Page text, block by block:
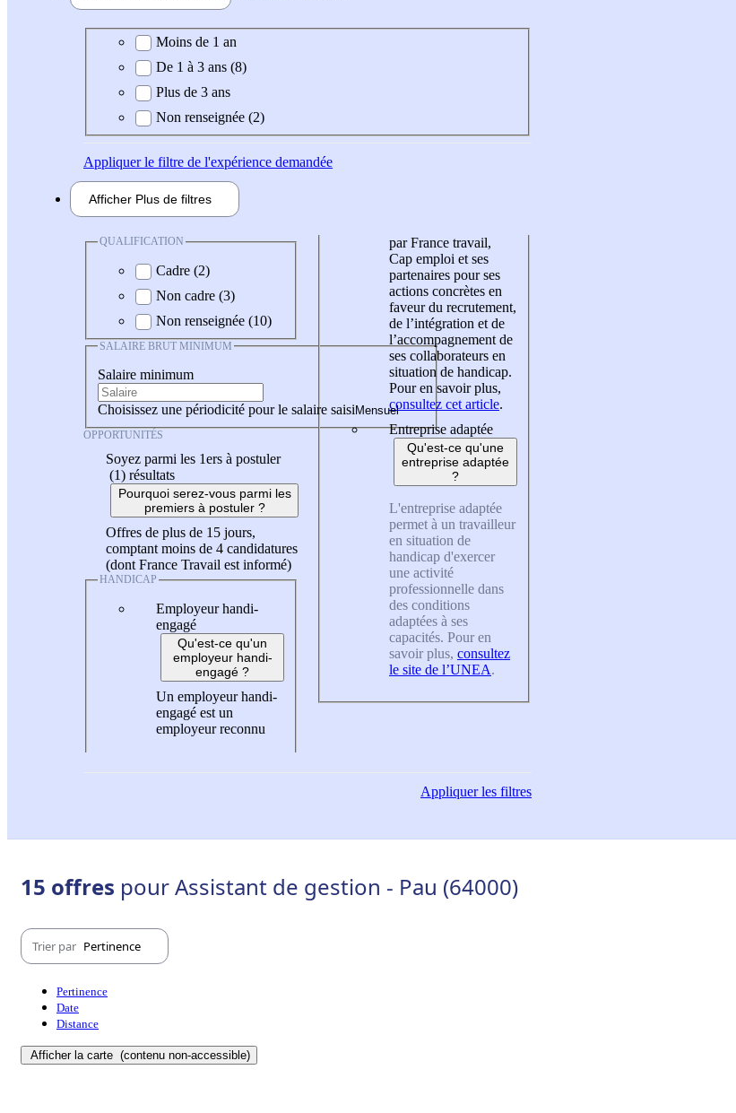
Expérience demandée
Moins de 1 an
De 1 à 3 ans (8)
Plus de 3 ans
Non renseignée (2)
Appliquerle filtre de l'expérience demandée
Afficher Plus de filtres
QUALIFICATION
Cadre (2)
Non cadre (3)
Non renseignée (10)
SALAIRE BRUT MINIMUM
Salaire minimum
Choisissez une périodicité pour le salaire saisi
OPPORTUNITÉS
Soyez parmi les 1ers à postuler
(1) résultats
Pourquoi serez-vous parmi les
premiers à postuler ?
Offres de plus de 15 jours,
comptant moins de 4 candidatures
(dont France Travail est informé)
HANDICAP
Employeur handi-
engagé
Qu'est-ce qu'un
employeur handi-
engagé ?
Un employeur handi-
engagé est un
employeur reconnu
par France travail,
Cap emploi et ses
partenaires pour ses
actions concrètes en
faveur du recrutement,
de l’intégration et de
l’accompagnement de
ses collaborateurs en
situation de handicap.
Pour en savoir plus,
consultez cet article.
Entreprise adaptée
Qu'est-ce qu'une
entreprise adaptée
?
L'entreprise adaptée
permet à un travailleur
en situation de
handicap d'exercer
une activité
professionnelle dans
des conditions
adaptées à ses
capacités. Pour en
savoir plus, consultez
le site de l’UNEA.
Appliquerles filtres
15 offres pour Assistant de gestion - Pau (64000)
Trier par Pertinence
Pertinence
Date
Distance
Afficher la carte (contenu non-accessible)